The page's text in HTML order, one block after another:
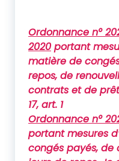
Ordonnance n°
2020portant
matière de
repos, de
contrats et de
17, art. 1
Ordonnance n°
portant mesures
congés payés,